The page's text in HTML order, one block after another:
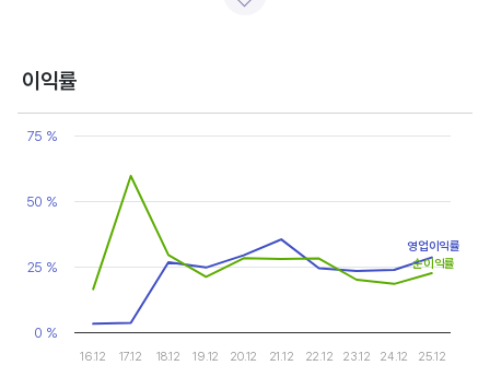
매우 클뿐 아니라 수년간 매출액 감소가 이어지기도 합니다. 심할 경우 경기 변동에 따라
출발점이 꾸준한 매출액 증가에서 시작한다는 점을 기억해야 합니다.
이익률
Chart
Line chart with 2 lines.
The chart has 1 X axis displaying categories.
The chart has 1 Y axis displaying values. Data ranges from
16.12 17.12 18.12 19.12 20.12 21.12 22.12 23.12 24.12 25.12
0 %
25 %
50 %
75 %
영업이익률
순이익률